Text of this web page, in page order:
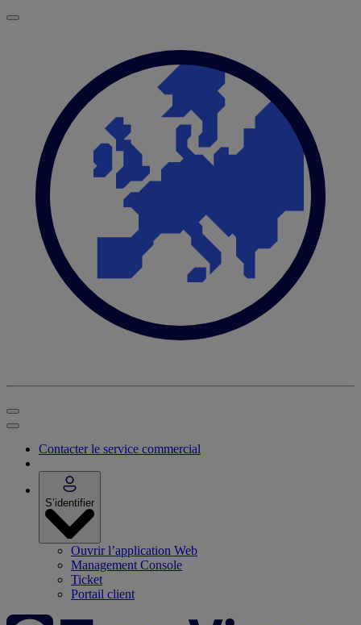
Contacter le service commercial
S’identifier
Ouvrir l’application Web
Management Console
Ticket
Portail client